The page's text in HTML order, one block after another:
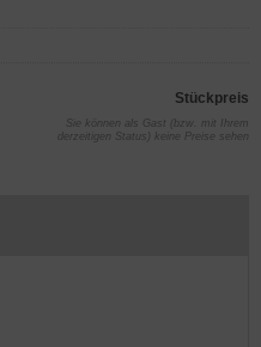
Stückpreis
Sie können als Gast (bzw. mit Ihrem
derzeitigen Status) keine Preise sehen